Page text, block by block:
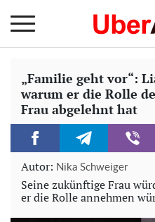
„Familie geht vor“:
warum er die Rolle
Frau abgelehnt hat
Autor: Nika Schweiger
Seine zukünftige Frau
er die Rolle annehmen